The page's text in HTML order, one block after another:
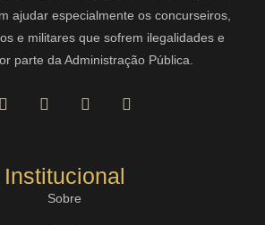
ajudar especialmente os concurseiros,
e militares que sofrem ilegalidades e
parte da Administração Pública.
Institucional
Sobre